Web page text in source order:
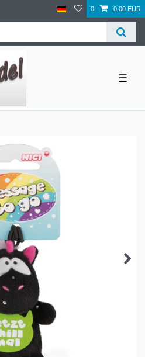
0 0,00 EUR
☰